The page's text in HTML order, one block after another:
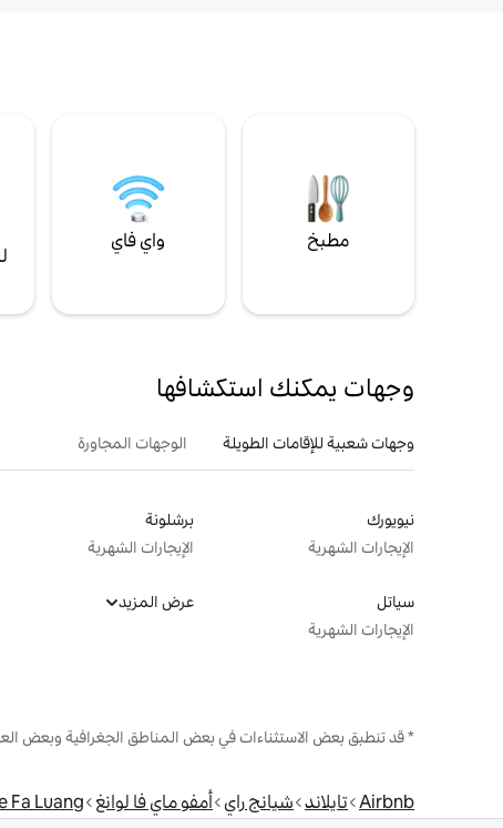
مطبخ واي فاي
وجهات يمكنك استكشافها
وجهات شعبية للإقامات الطويلة الوجهات المجاورة
نيويورك
الإيجارات الشهرية
برشلونة
الإيجارات الشهرية
سياتل
الإيجارات الشهرية
عرض المزيد
* قد تنطبق بعض الاستثناءات في بعض المناطق الجغرافية وبعض
Airbnb تايلاند شيانج راي أمفو ماي فا لوانغ Fa Luang